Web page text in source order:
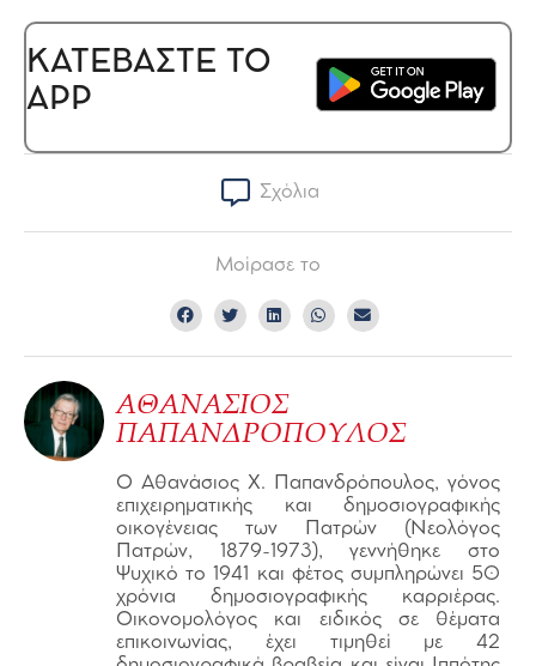
ΚΑΤΕΒΑΣΤΕ ΤΟ
APP
Σχόλια
Μοίρασε το
ΑΘΑΝΑΣΙΟΣ
ΠΑΠΑΝΔΡΟΠΟΥΛΟΣ
Ο Αθανάσιος Χ. Παπανδρόπουλος, γόνος
επιχειρηματικής και δημοσιογραφικής
οικογένειας των Πατρών (Νεολόγος
Πατρών, 1879-1973), γεννήθηκε στο
Ψυχικό το 1941 και φέτος συμπληρώνει 50
χρόνια δημοσιογραφικής καρριέρας.
Οικονομολόγος και ειδικός σε θέματα
επικοινωνίας, έχει τιμηθεί με 42